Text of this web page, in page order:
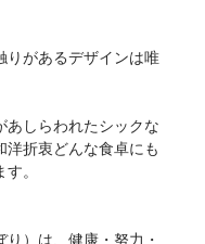
りがあるデザインは唯
あしらわれたシックな
洋折衷どんな食卓にも
。
）は、健康・努力・